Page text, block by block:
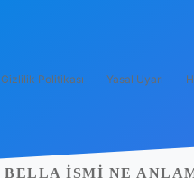
Gizlilik Politikası Yasal Uyarı
BELLA ISMI NE